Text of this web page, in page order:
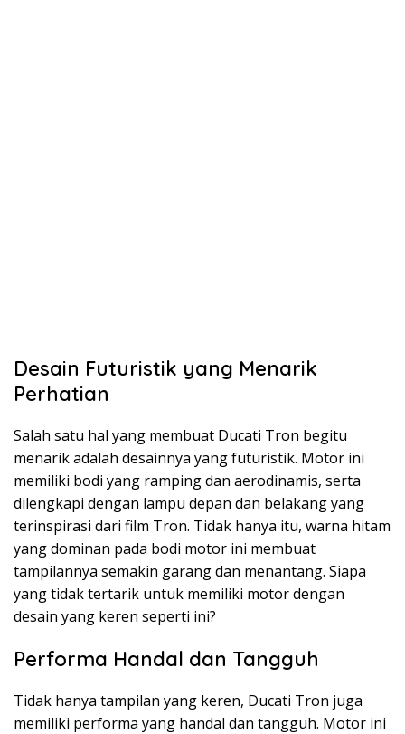
Desain Futuristik yang Menarik
Perhatian
Salah satu hal yang membuat Ducati Tron begitu
menarik adalah desainnya yang futuristik. Motor ini
memiliki bodi yang ramping dan aerodinamis, serta
dilengkapi dengan lampu depan dan belakang yang
terinspirasi dari film Tron. Tidak hanya itu, warna hitam
yang dominan pada bodi motor ini membuat
tampilannya semakin garang dan menantang. Siapa
yang tidak tertarik untuk memiliki motor dengan
desain yang keren seperti ini?
Performa Handal dan Tangguh
Tidak hanya tampilan yang keren, Ducati Tron juga
memiliki performa yang handal dan tangguh. Motor ini